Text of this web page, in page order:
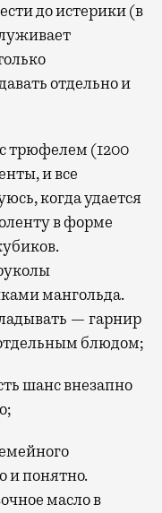
до истерики (в
отдельно и
трюфелем (1200
и все
когда удается
в форме
мангольда.
— гарнир
блюдом;
шанс внезапно
и понятно.
масло в